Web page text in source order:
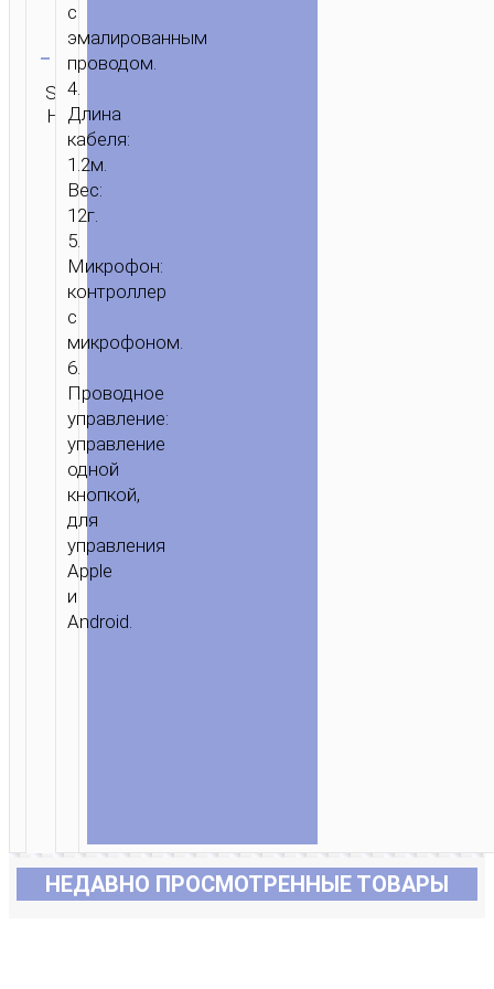
НАУШНИКИ
MAGNIFICENT”
МИКРОФОНОМ
Очистить
SKU:
Н/Д
наушники
с
эмалированным
проводом.
4.
Длина
кабеля:
1.2м.
Вес:
12г.
5.
Микрофон:
контроллер
с
микрофоном.
6.
Проводное
управление:
управление
одной
кнопкой,
для
управления
Apple
и
Android.
НЕДАВНО ПРОСМОТРЕННЫЕ ТОВАРЫ